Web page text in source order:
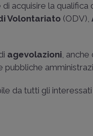
acquisire la qualifica
Volontariato (ODV),
agevolazioni,
da tutti gli